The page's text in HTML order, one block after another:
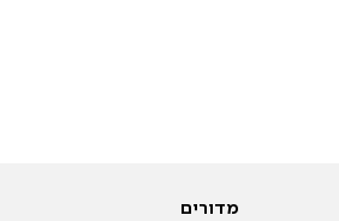
מדורים